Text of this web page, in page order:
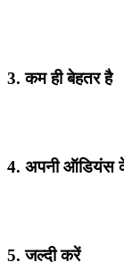
3. कम ही बेहतर है
4. अपनी ऑडियंस
5. जल्दी करें